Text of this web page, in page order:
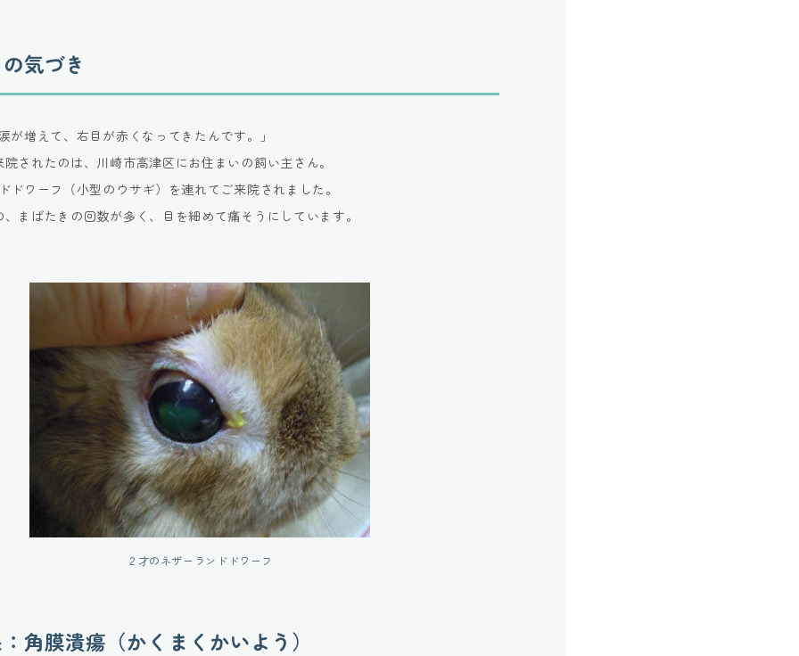
気づき
が増えて、右目が赤くなってきたんです。」
されたのは、川崎市高津区にお住まいの飼い主さん。
ドワーフ（小型のウサギ）を連れてご来院されました。
まばたきの回数が多く、目を細めて痛そうにしています。
２才のネザーランドドワーフ
角膜潰瘍（かくまくかいよう）